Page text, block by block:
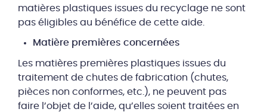
matières plastiques issues du recyclage ne sont
pas éligibles au bénéfice de cette aide.
Matière premières concernées
Les matières premières plastiques issues du
traitement de chutes de fabrication (chutes,
pièces non conformes, etc.), ne peuvent pas
faire l’objet de l’aide, qu’elles soient traitées en